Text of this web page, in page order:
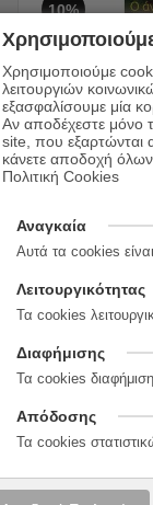
10%
Χρησιμοποιούμε
λειτουργιών
εξασφαλίσουμε μία
Αν αποδέχεστε μόνο
site, που εξαρτώνται
κάνετε αποδοχή όλων.
Πολιτική Cookies
Αναγκαία
Αυτά τα cookies
Λειτουργικότητας
Τα cookies
Διαφήμισης
Τα cookies
Απόδοσης
Τα cookies